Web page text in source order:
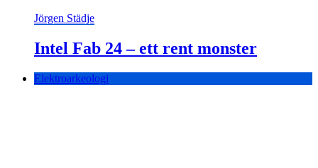
Jörgen Städje
Intel Fab 24 – ett rent monster
Elektroarkeologi